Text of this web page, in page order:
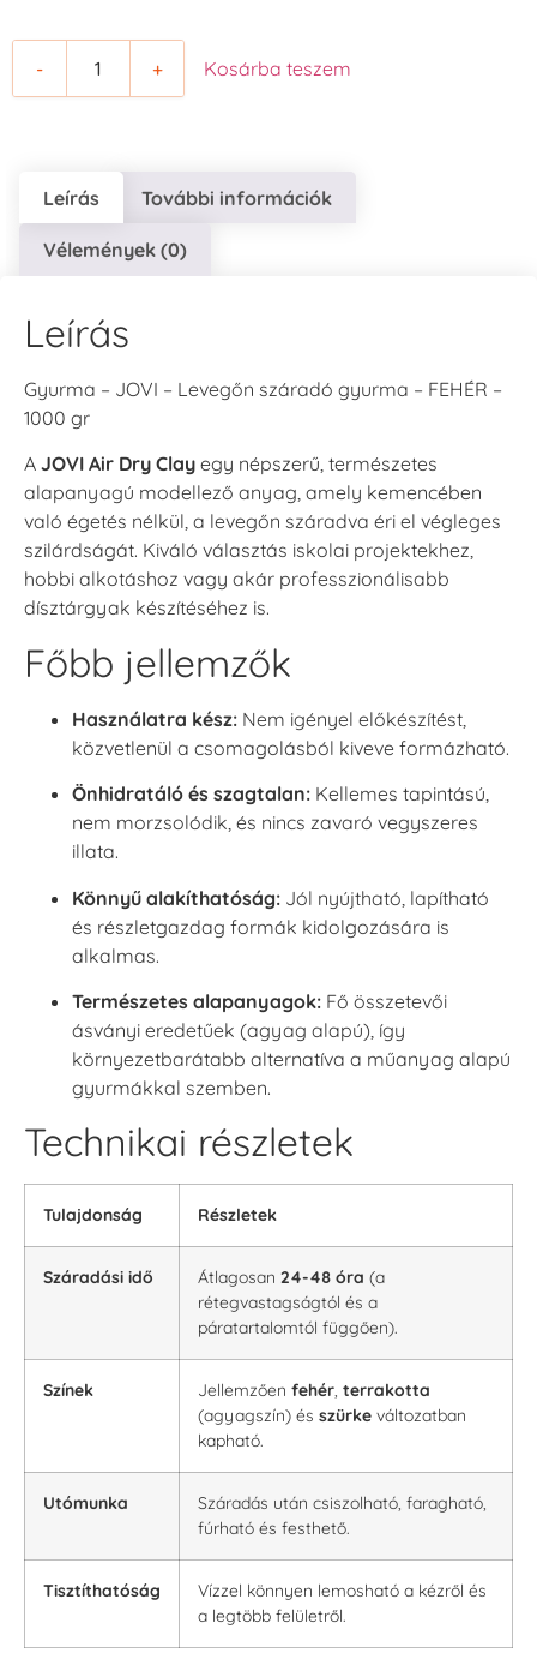
- + Kosárba teszem
Leírás További információk
Vélemények (0)
Leírás
Gyurma – JOVI – Levegőn száradó gyurma – FEHÉR –
1000 gr
A JOVI Air Dry Clay egy népszerű, természetes
alapanyagú modellező anyag, amely kemencében
való égetés nélkül, a levegőn száradva éri el végleges
szilárdságát. Kiváló választás iskolai projektekhez,
hobbi alkotáshoz vagy akár professzionálisabb
dísztárgyak készítéséhez is.
Főbb jellemzők
Használatra kész: Nem igényel előkészítést,
közvetlenül a csomagolásból kiveve formázható.
Önhidratáló és szagtalan: Kellemes tapintású,
nem morzsolódik, és nincs zavaró vegyszeres
illata.
Könnyű alakíthatóság: Jól nyújtható, lapítható
és részletgazdag formák kidolgozására is
alkalmas.
Természetes alapanyagok: Fő összetevői
ásványi eredetűek (agyag alapú), így
környezetbarátabb alternatíva a műanyag alapú
gyurmákkal szemben.
Technikai részletek
Tulajdonság Részletek
Száradási idő Átlagosan 24-48 óra (a
rétegvastagságtól és a
páratartalomtól függően).
Színek Jellemzően fehér, terrakotta
(agyagszín) és szürke változatban
kapható.
Utómunka
Száradás után csiszolható, faragható,
fúrható és festhető.
Tisztíthatóság
Vízzel könnyen lemosható a kézről és
a legtöbb felületről.